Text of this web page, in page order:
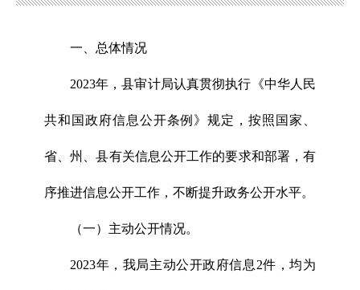
一、总体情况
2023年，县审计局认真贯彻执行《中华人民
共和国政府信息公开条例》规定，按照国家、
省、州、县有关信息公开工作的要求和部署，有
序推进信息公开工作，不断提升政务公开水平。
（一）主动公开情况。
2023年，我局主动公开政府信息2件，均为